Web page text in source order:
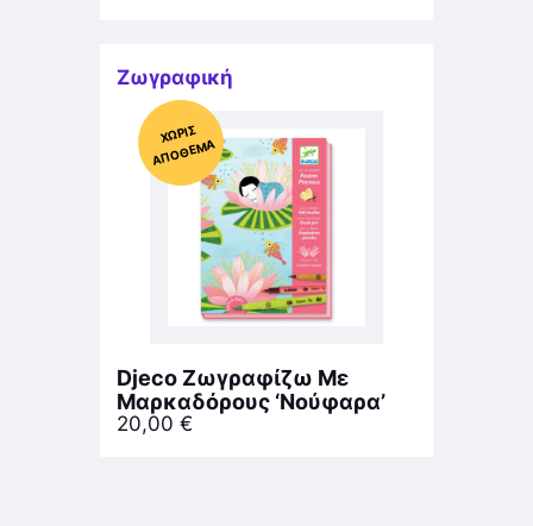
Ζωγραφική
Χ
ΩΡΊΣ
Α
Π
Ό
ΘΕ
ΜΑ
Djeco Ζωγραφίζω Με
Μαρκαδόρους ‘Νούφαρα’
20,00 €